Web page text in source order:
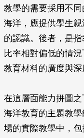
教學的需要採用不
海洋，應提供學生
的認識。後者，是
比率相對偏低的情
教育材料的廣度與深
在這層面能力拼圖
海洋教育的主題教
場的實際教學中，